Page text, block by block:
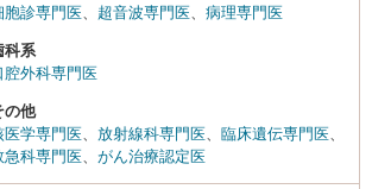
胞診専門医、 超音波専門医、 病理専門医
科系
腔外科専門医
の他
医学専門医、 放射線科専門医、 臨床遺伝専門医、
急科専門医、 がん治療認定医